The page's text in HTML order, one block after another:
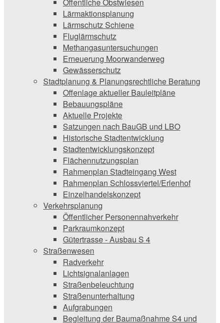
Lärmaktionsplanung
Lärmschutz Schiene
Fluglärmschutz
Methangasuntersuchungen
Erneuerung Moorwanderweg
Gewässerschutz
Stadtplanung & Planungsrechtliche Beratung
Offenlage aktueller Bauleitpläne
Bebauungspläne
Aktuelle Projekte
Satzungen ­nach BauGB und LBO
Historische Stadtentwicklung
Stadtentwicklungskonzept
Flächennutzungsplan
Rahmenplan Stadteingang West
Rahmenplan Schlossviertel/Erlenhof
Einzelhandelskonzept
Verkehrsplanung
Öffentlicher Personennahverkehr
Parkraumkonzept
Gütertrasse - Ausbau S 4
Straßenwesen
Radverkehr
Lichtsignalanlagen
Straßenbeleuchtung
Straßenunterhaltung
Aufgrabungen
Begleitung der Baumaßnahme S4 und